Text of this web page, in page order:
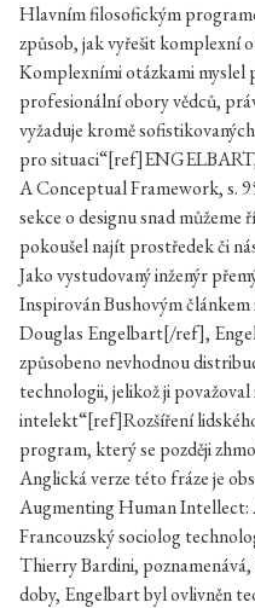
Hlavním filosofickým
způsob, jak vyřešit komplexní
Komplexními otázkami myslel
profesionální obory vědců,
vyžaduje kromě
pro
A Conceptual Framework, s.
sekce o designu snad
pokoušel najít prostředek či
Jako vystudovaný inženýr
Inspirován Bushovým
Douglas Engelbart[/ref],
způsobeno nevhodnou
technologii, jelikož ji
intelekt“[ref]Rozšíření
program, který se později
Anglická verze této fráze je
Augmenting Human
Francouzský sociolog
Thierry Bardini,
doby, Engelbart byl ovlivněn